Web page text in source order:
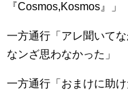
『Cosmos,Kosmos』」
一方通行「アレ聞いて
なンざ思わなかった」
一方通行「おまけに助